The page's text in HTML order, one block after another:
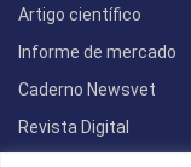
Artigo científico
Informe de mercado
Caderno Newsvet
Revista Digital